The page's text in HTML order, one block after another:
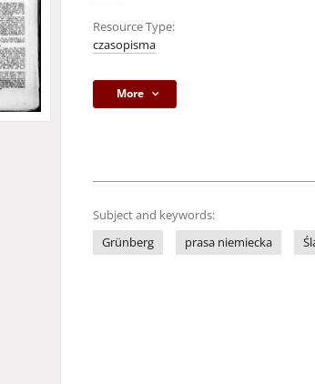
Resource Type:
czasopisma
More
Subject and keywords:
Grünberg
prasa niemiecka